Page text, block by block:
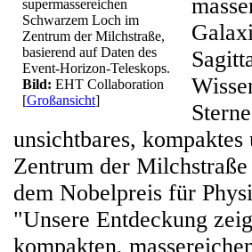
supermassereichen
Schwarzem Loch im
Zentrum der Milchstraße,
basierend auf Daten des
Event-Horizon-Teleskops.
Bild: EHT Collaboration
[Großansicht]
unsichtbares,
Zentrum der
dem Nobelpreis für
"Unsere Entdeckung
kompakten,